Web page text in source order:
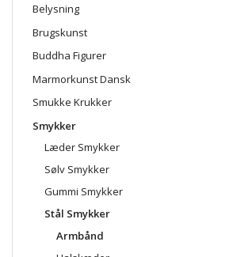
Belysning
Brugskunst
Buddha Figurer
Marmorkunst Dansk
Smukke Krukker
Smykker
Læder Smykker
Sølv Smykker
Gummi Smykker
Stål Smykker
Armbånd